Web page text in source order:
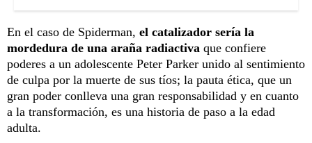
En el caso de Spiderman, el catalizador sería la
mordedura de una araña radiactiva que confiere
poderes a un adolescente Peter Parker unido al sentimiento
de culpa por la muerte de sus tíos; la pauta ética, que un
gran poder conlleva una gran responsabilidad y en cuanto
a la transformación, es una historia de paso a la edad
adulta.